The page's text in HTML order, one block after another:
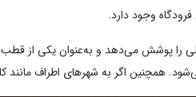
وجود دارد.
از ۲۰۰ مقصد بین‌المللی را پوشش می‌دهد و
همچنین اگر به شهرهای اطراف